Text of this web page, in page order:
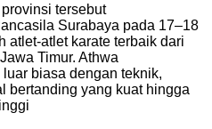
tersebut
Surabaya pada 17–18
atlet-atlet karate terbaik dari
Timur. Athwa
biasa dengan teknik,
bertanding yang kuat hingga